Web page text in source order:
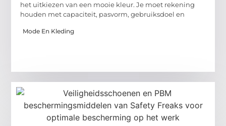
het uitkiezen van een mooie kleur. Je moet rekening
houden met capaciteit, pasvorm, gebruiksdoel en
Mode En Kleding